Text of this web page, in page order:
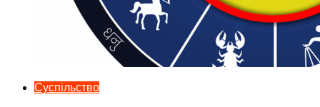
Суспільство